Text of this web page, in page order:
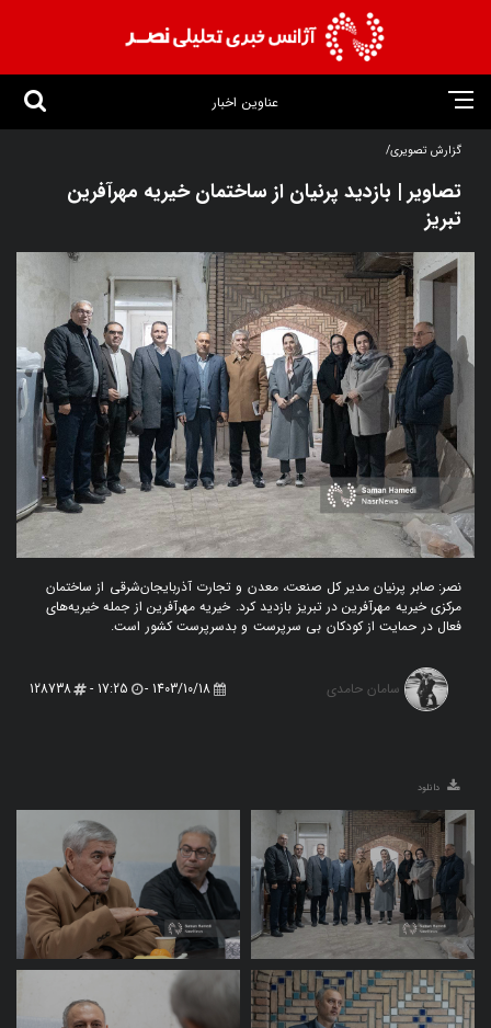
عناوین اخبار
گزارش تصویری/
تصاویر | بازدید‌ پرنیان از ساختمان خیریه مهرآفرین
تبریز
نصر: صابر پرنیان مدیر کل صنعت، معدن و تجارت آذربایجان‌شرقی از ساختمان
مرکزی خیریه مهرآفرین در تبریز بازدید کرد. خیریه مهرآفرین از جمله خیریه‌های
فعال در حمایت از کودکان بی سرپرست و‌ بدسرپرست کشور است.
سامان حامدی 1403/10/18 -
17:25 -
128738
دانلود